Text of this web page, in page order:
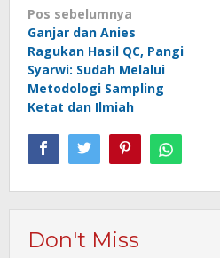
Navigasi
pos
Pos sebelumnya
Ganjar dan Anies
Ragukan Hasil QC, Pangi
Syarwi: Sudah Melalui
Metodologi Sampling
Ketat dan Ilmiah
Don't Miss